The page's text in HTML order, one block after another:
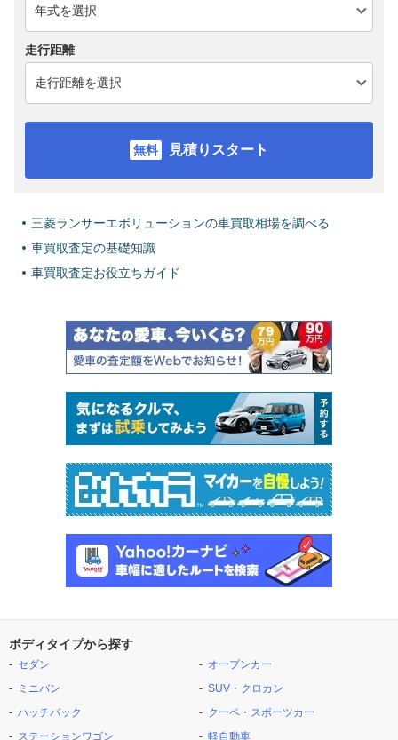
走行距離
見積りスタート
三菱ランサーエボリューションの車買取相場を調べる
車買取査定の基礎知識
車買取査定お役立ちガイド
ボディタイプから探す
セダン
ミニバン
ハッチバック
ステーションワゴン
オープンカー
SUV・クロカン
クーペ・スポーツカー
軽自動車